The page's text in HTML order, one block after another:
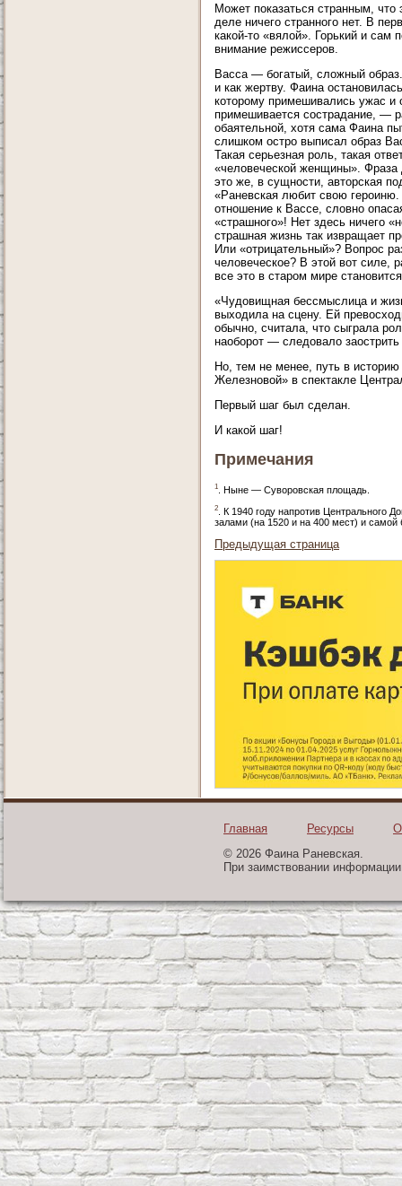
Может показаться странным, что
деле ничего странного нет. В
какой-то «вялой». Горький и сам
внимание режиссеров.
Васса — богатый, сложный
и как жертву. Фаина
которому примешивались ужас и
примешивается сострадание, —
обаятельной, хотя сама Фаина
слишком остро выписал образ
Такая серьезная роль, такая
«человеческой женщины».
это же, в сущности, авторская
«Раневская любит свою
отношение к Вассе, словно
«страшного»! Нет здесь ничего
страшная жизнь так извращает
Или «отрицательный»? Вопрос
человеческое? В этой вот силе,
все это в старом мире
«Чудовищная бессмыслица и
выходила на сцену. Ей
обычно, считала, что сыграла
наоборот — следовало
Но, тем не менее, путь в
Железновой» в спектакле
Первый шаг был сделан.
И какой шаг!
Примечания
1 . Ныне — Суворовская площадь.
2
. К 1940 году напротив Центрального
залами (на 1520 и на 400 мест) и самой
Предыдущая страница
Главная Ресурсы
© 2026 Фаина Раневская.
При заимствовании